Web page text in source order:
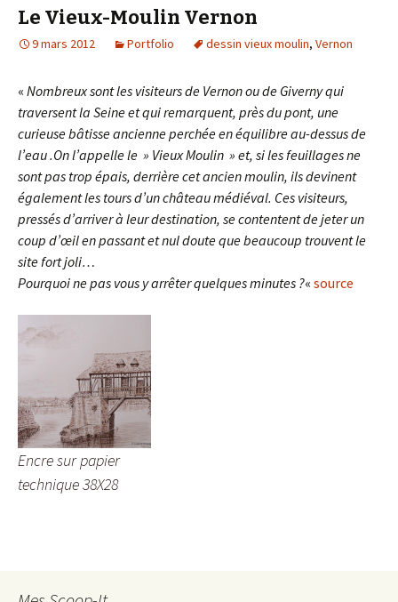
Le Vieux-Moulin Vernon
9 mars 2012 Portfolio dessin vieux moulin, Vernon
« Nombreux sont les visiteurs de Vernon ou de Giverny qui
traversent la Seine et qui remarquent, près du pont, une
curieuse bâtisse ancienne perchée en équilibre au-dessus de
l’eau .On l’appelle le » Vieux Moulin » et, si les feuillages ne
sont pas trop épais, derrière cet ancien moulin, ils devinent
également les tours d’un château médiéval. Ces visiteurs,
pressés d’arriver à leur destination, se contentent de jeter un
coup d’œil en passant et nul doute que beaucoup trouvent le
site fort joli…
Pourquoi ne pas vous y arrêter quelques minutes ?« source
Encre sur papier
technique 38X28